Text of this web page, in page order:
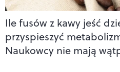
Ile fusów z kawy jeść
przyspieszyć
Naukowcy nie mają